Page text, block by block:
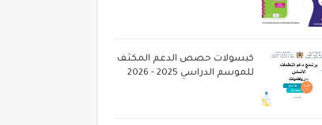
كبسولات حصص الدعم المكثف
للموسم الدراسي 2025 - 2026